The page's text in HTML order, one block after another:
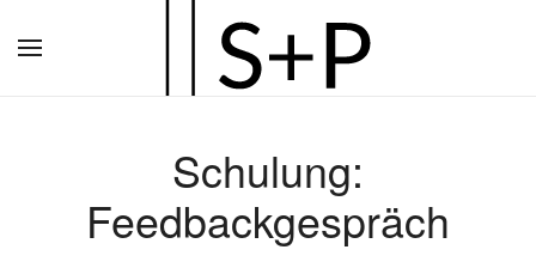
Hauptinhalt
Schulung:
Feedbackgespräch